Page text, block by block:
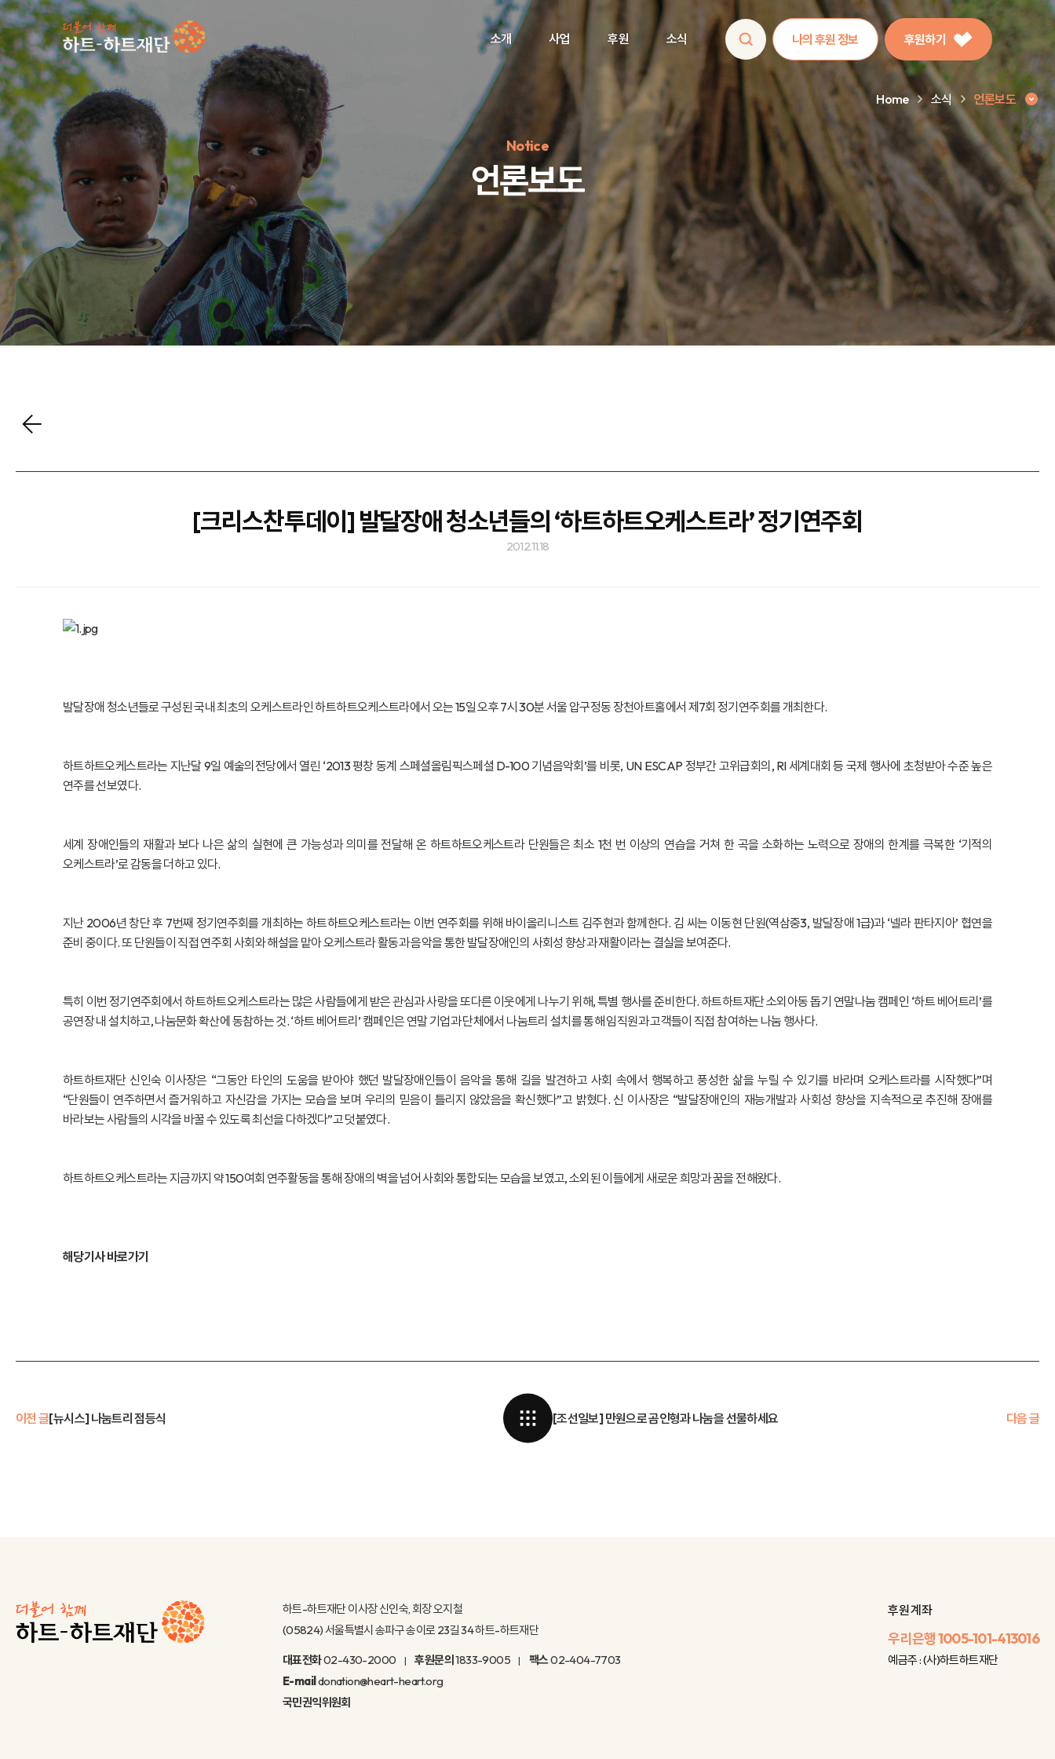
소개 사업 후원 소식 나의 후원 정보 후원하기
인기 키워드 #정기후원 #하트플레이스#캠페인#팬덤후원
Home 소식 언론보도
Notice
언론보도
언론보도
[크리스찬투데이] 발달장애 청소년들의 ‘하트하트오케스트라’ 정기연주회
2012.11.18
발달장애 청소년들로 구성된 국내 최초의 오케스트라인 하트하트오케스트라에서 오는 15일 오후 7시 30분 서울 압구정동 장천아트홀에서 제7회 정기연주회를 개최한다.
하트하트오케스트라는 지난달 9일 예술의전당에서 열린 ‘2013 평창 동계 스페셜올림픽스페셜 D-100 기념음악회’를 비롯, UN ESCAP 정부간 고위급회의, RI 세계대회 등 국제 행사에 초청받아 수준 높은
연주를 선보였다.
세계 장애인들의 재활과 보다 나은 삶의 실현에 큰 가능성과 의미를 전달해 온 하트하트오케스트라 단원들은 최소 1천 번 이상의 연습을 거쳐 한 곡을 소화하는 노력으로 장애의 한계를 극복한 ‘기적의
오케스트라’로 감동을 더하고 있다.
지난 2006년 창단 후 7번째 정기연주회를 개최하는 하트하트오케스트라는 이번 연주회를 위해 바이올리니스트 김주현과 함께한다. 김 씨는 이동현 단원(역삼중3, 발달장애 1급)과 ‘넬라 판타지아’ 협연을
준비 중이다. 또 단원들이 직접 연주회 사회와 해설을 맡아 오케스트라 활동과 음악을 통한 발달장애인의 사회성 향상과 재활이라는 결실을 보여준다.
특히 이번 정기연주회에서 하트하트오케스트라는 많은 사람들에게 받은 관심과 사랑을 또다른 이웃에게 나누기 위해, 특별 행사를 준비한다. 하트하트재단 소외아동 돕기 연말나눔 캠페인 ‘하트 베어트리’를
공연장 내 설치하고, 나눔문화 확산에 동참하는 것. ‘하트 베어트리’ 캠페인은 연말 기업과 단체에서 나눔트리 설치를 통해 임직원과 고객들이 직접 참여하는 나눔 행사다.
하트하트재단 신인숙 이사장은 “그동안 타인의 도움을 받아야 했던 발달장애인들이 음악을 통해 길을 발견하고 사회 속에서 행복하고 풍성한 삶을 누릴 수 있기를 바라며 오케스트라를 시작했다”며
“단원들이 연주하면서 즐거워하고 자신감을 가지는 모습을 보며 우리의 믿음이 틀리지 않았음을 확신했다”고 밝혔다. 신 이사장은 “발달장애인의 재능개발과 사회성 향상을 지속적으로 추진해 장애를
바라보는 사람들의 시각을 바꿀 수 있도록 최선을 다하겠다”고 덧붙였다.
하트하트오케스트라는 지금까지 약 150여회 연주활동을 통해 장애의 벽을 넘어 사회와 통합되는 모습을 보였고, 소외된 이들에게 새로운 희망과 꿈을 전해왔다.
해당기사 바로가기
이전 글[뉴시스] 나눔트리 점등식 [조선일보] 만원으로 곰인형과 나눔을 선물하세요 다음 글
하트-하트재단 이사장 신인숙, 회장 오지철
(05824) 서울특별시 송파구 송이로 23길 34 하트-하트재단
대표전화02-430-2000 후원문의1833-9005 팩스02-404-7703
E-maildonation@heart-heart.org
국민권익위원회
후원 계좌
우리은행1005-101-413016
예금주 : (사)하트하트재단